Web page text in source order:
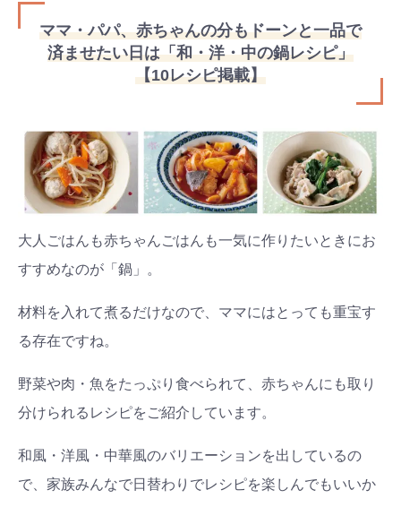
ママ・パパ、赤ちゃんの分もドーンと一品で
済ませたい日は「和・洋・中の鍋レシピ」
【10レシピ掲載】
大人ごはんも赤ちゃんごはんも一気に作りたいときにお
すすめなのが「鍋」。
材料を入れて煮るだけなので、ママにはとっても重宝す
る存在ですね。
野菜や肉・魚をたっぷり食べられて、赤ちゃんにも取り
分けられるレシピをご紹介しています。
和風・洋風・中華風のバリエーションを出しているの
で、家族みんなで日替わりでレシピを楽しんでもいいか